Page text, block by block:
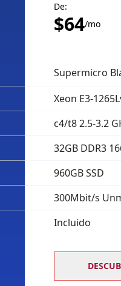
De:
$64/mo
Supermicro
Xeon E3-
c4/t8 2.5-3.2
32GB DDR3
960GB SSD
300Mbit/s
Incluido